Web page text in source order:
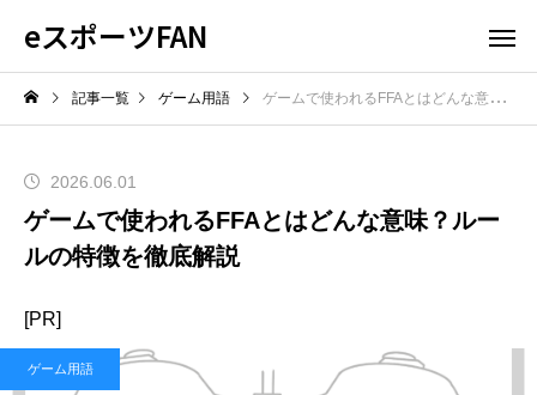
eスポーツFAN
記事一覧 ゲーム用語 ゲームで使われるFFAとはどんな意味？ルールの特徴を徹底解説
2026.06.01
ゲームで使われるFFAとはどんな意味？ルー
ルの特徴を徹底解説
[PR]
ゲーム用語